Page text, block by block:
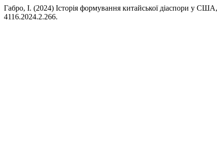
Габро, І. (2024) Історія формування китайської діаспори у
4116.2024.2.266.